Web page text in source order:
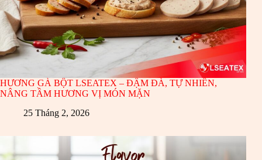
HƯƠNG GÀ BỘT LSEATEX – ĐẬM ĐÀ, TỰ NHIÊN,
NÂNG TẦM HƯƠNG VỊ MÓN MẶN
25 Tháng 2, 2026